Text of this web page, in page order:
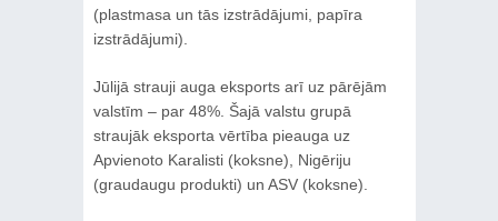
(plastmasa un tās izstrādājumi, papīra
izstrādājumi).
Jūlijā strauji auga eksports arī uz pārējām
valstīm – par 48%. Šajā valstu grupā
straujāk eksporta vērtība pieauga uz
Apvienoto Karalisti (koksne), Nigēriju
(graudaugu produkti) un ASV (koksne).